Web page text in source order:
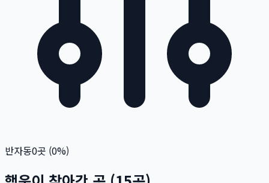
반자동0곳 (0%)